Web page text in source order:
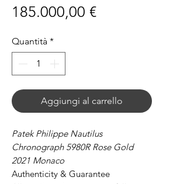
185.000,00 €Prezzo
Quantità *
Aggiungi al carrello
Patek Philippe Nautilus
Chronograph 5980R Rose Gold
2021 Monaco
Authenticity & Guarantee